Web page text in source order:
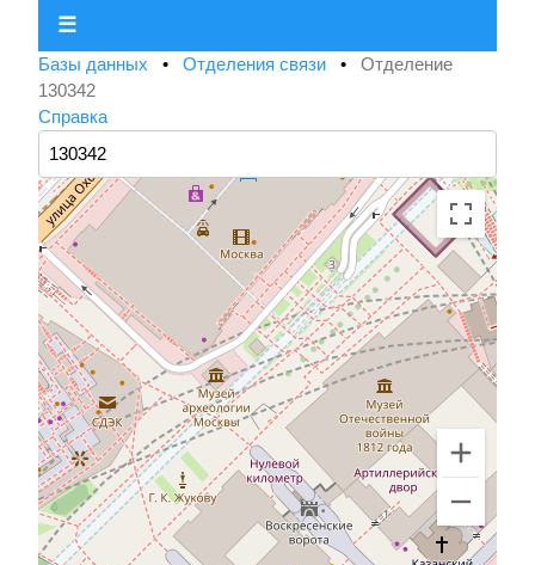
☰
Базы данных • Отделения связи • Отделение
130342
Справка